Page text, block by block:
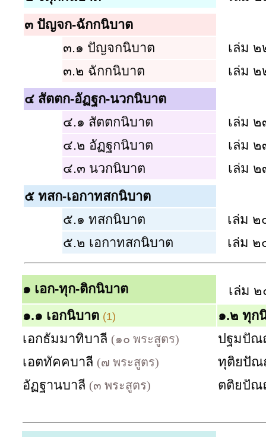
๓ ปัญจก-ฉักกนิบาต
๓.๑ ปัญจกนิบาต
เล่ม ๒
๓.๒ ฉักกนิบาต
เล่ม ๒
๔ สัตตก-อัฏฐก-นวกนิบาต
๔.๑ สัตตกนิบาต
เล่ม ๒
๔.๒ อัฏฐกนิบาต
เล่ม ๒
๔.๓ นวกนิบาต
เล่ม ๒
๕ ทสก-เอกาทสกนิบาต
๕.๑ ทสกนิบาต
เล่ม
๕.๒ เอกาทสกนิบาต เล่ม
๑ เอก-ทุก-ติกนิบาต
เล่ม ๒
๑.๑ เอกนิบาต (1)
๑.๒ ทุก
เอกธัมมาทิบาลี (๑๐ พระสูตร)
ปฐมปั
เอตทัคคบาลี (๗ พระสูตร)
ทุติยปั
อัฏฐานบาลี (๓ พระสูตร) ตติยปั